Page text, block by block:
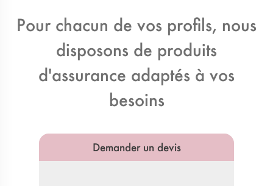
Pour chacun de vos profils, nous
disposons de produits
d'assurance adaptés à vos
besoins
Demander un devis